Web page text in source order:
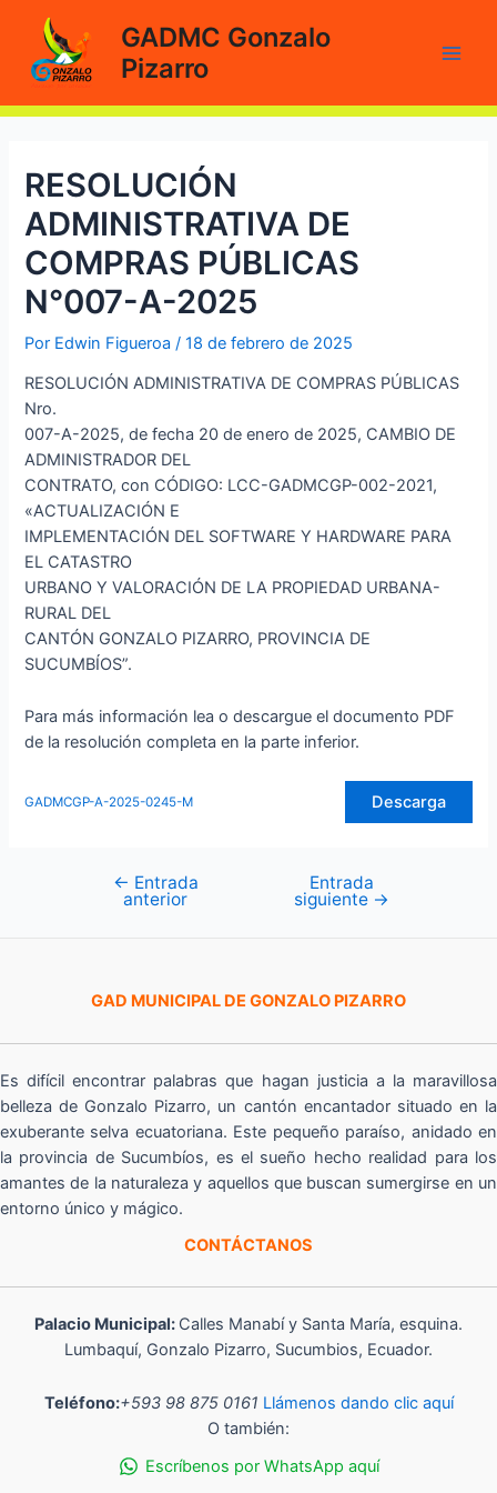
contenido
GADMC Gonzalo
Pizarro
RESOLUCIÓN
ADMINISTRATIVA DE
COMPRAS PÚBLICAS
N°007-A-2025
Por Edwin Figueroa/18 de febrero de 2025
RESOLUCIÓN ADMINISTRATIVA DE COMPRAS PÚBLICAS
Nro.
007-A-2025, de fecha 20 de enero de 2025, CAMBIO DE
ADMINISTRADOR DEL
CONTRATO, con CÓDIGO: LCC-GADMCGP-002-2021,
«ACTUALIZACIÓN E
IMPLEMENTACIÓN DEL SOFTWARE Y HARDWARE PARA
EL CATASTRO
URBANO Y VALORACIÓN DE LA PROPIEDAD URBANA-
RURAL DEL
CANTÓN GONZALO PIZARRO, PROVINCIA DE
SUCUMBÍOS”.
Para más información lea o descargue el documento PDF
de la resolución completa en la parte inferior.
GADMCGP-A-2025-0245-M Descarga
Navegación
← Entrada
anterior
Entrada
siguiente →
GAD MUNICIPAL DE GONZALO PIZARRO
Es difícil encontrar palabras que hagan justicia a la maravillosa
belleza de Gonzalo Pizarro, un cantón encantador situado en la
exuberante selva ecuatoriana. Este pequeño paraíso, anidado en
la provincia de Sucumbíos, es el sueño hecho realidad para los
amantes de la naturaleza y aquellos que buscan sumergirse en un
entorno único y mágico.
CONTÁCTANOS
Palacio Municipal: Calles Manabí y Santa María, esquina.
Lumbaquí, Gonzalo Pizarro, Sucumbios, Ecuador.
Teléfono:+593 98 875 0161 Llámenos dando clic aquí
O también:
Escríbenos por WhatsApp aquí